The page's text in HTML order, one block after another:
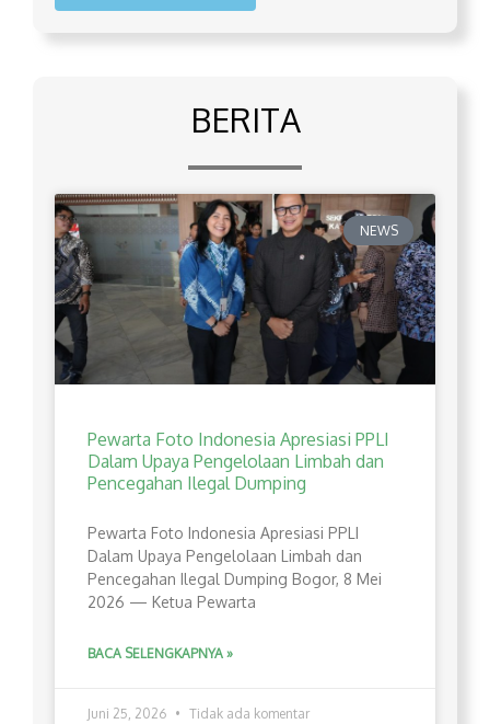
BERITA
NEWS
Pewarta Foto Indonesia Apresiasi PPLI
Dalam Upaya Pengelolaan Limbah dan
Pencegahan Ilegal Dumping
Pewarta Foto Indonesia Apresiasi PPLI
Dalam Upaya Pengelolaan Limbah dan
Pencegahan Ilegal Dumping Bogor, 8 Mei
2026 — Ketua Pewarta
BACA SELENGKAPNYA »
Juni 25, 2026 Tidak ada komentar